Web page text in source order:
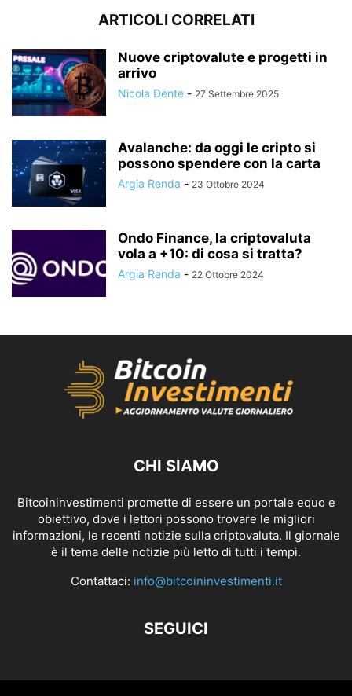
ARTICOLI CORRELATI
Nuove criptovalute e progetti in
arrivo
Nicola Dente - 27 Settembre 2025
Avalanche: da oggi le cripto si
possono spendere con la carta
Argia Renda - 23 Ottobre 2024
Ondo Finance, la criptovaluta
vola a +10: di cosa si tratta?
Argia Renda - 22 Ottobre 2024
CHI SIAMO
Bitcoininvestimenti promette di essere un portale equo e
obiettivo, dove i lettori possono trovare le migliori
informazioni, le recenti notizie sulla criptovaluta. Il giornale
è il tema delle notizie più letto di tutti i tempi.
Contattaci: info@bitcoininvestimenti.it
SEGUICI